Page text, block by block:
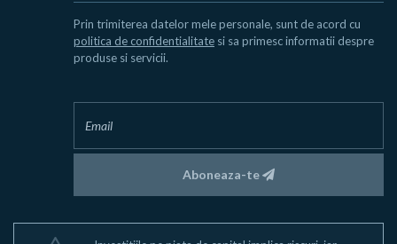
Prin trimiterea datelor mele personale, sunt de acord cu
politica de confidentialitate si sa primesc informatii despre
produse si servicii.
Aboneaza-te